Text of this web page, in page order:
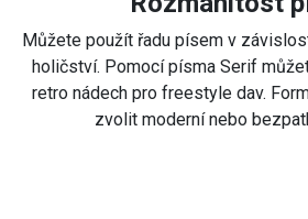
Můžete použít řadu písem v
holičství. Pomocí písma Serif
retro nádech pro freestyle dav.
zvolit moderní nebo